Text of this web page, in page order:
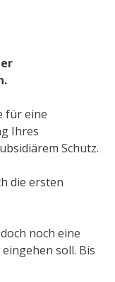
für eine
Ihres
Schutz.
die ersten
noch eine
soll. Bis